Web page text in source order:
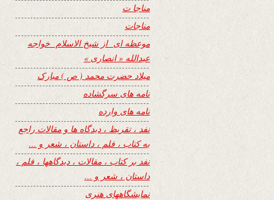
مناجا ت
مناجات
موعظه ای از شیخ الاسلام خواجه
عبدالله « انصاری »
میلاد حضرت محمد ( ص ) مبارک
نامه های سرگشاده
نامه های وارده
نفد ، تقریظ ، دیدگاه ها و مقالات راجع
به کتاب ، فلم ، داستان ، شعر و …
نفد بر کتاب ، مقالات ، دیدگاهها ، فلم ،
داستان ، شعر و …
نمایشگاههای هنری